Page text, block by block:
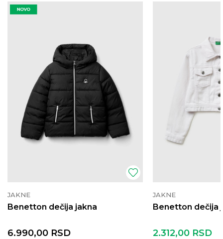
JAKNE
Benetton dečija jakna
6.990,00 RSD
JAKNE
Benetton dečija
2.312,00 RSD